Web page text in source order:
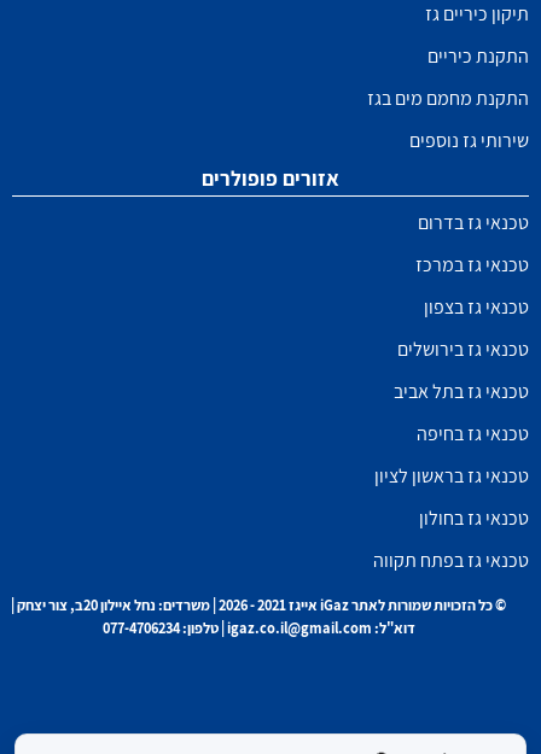
תיקון כיריים גז
התקנת כיריים
התקנת מחמם מים בגז
שירותי גז נוספים
אזורים פופולרים
טכנאי גז בדרום
טכנאי גז במרכז
טכנאי גז בצפון
טכנאי גז בירושלים
טכנאי גז בתל אביב
טכנאי גז בחיפה
טכנאי גז בראשון לציון
טכנאי גז בחולון
טכנאי גז בפתח תקווה
© כל הזכויות שמורות לאתר iGaz אייגז 2021 - 2026 | משרדים: נחל איילון 20ב, צור יצחק |
דוא"ל: igaz.co.il@gmail.com | טלפון: 077-4706234